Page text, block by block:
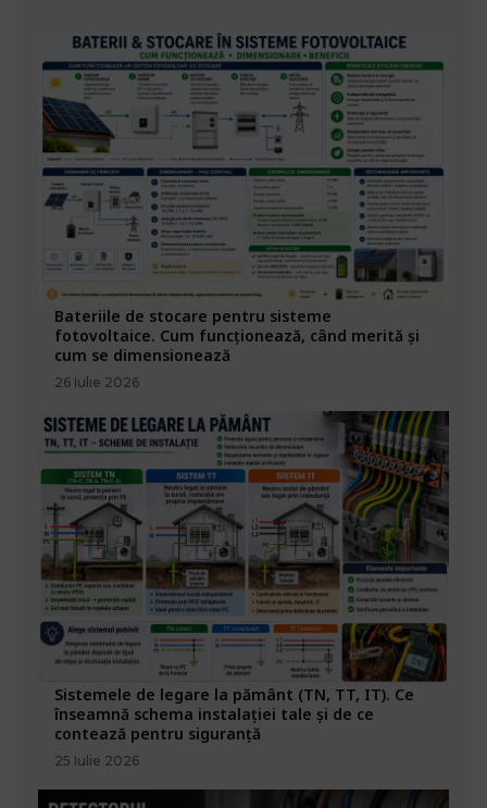
Bateriile de stocare pentru sisteme
fotovoltaice. Cum funcționează, când merită și
cum se dimensionează
26 Iulie 2026
Sistemele de legare la pământ (TN, TT, IT). Ce
înseamnă schema instalației tale și de ce
contează pentru siguranță
25 Iulie 2026